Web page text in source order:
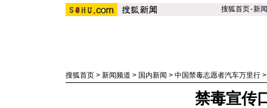
搜狐首页-新闻
搜狐首页 > 新闻频道 > 国内新闻 > 中国禁毒志愿者汽车万里行
禁毒宣传